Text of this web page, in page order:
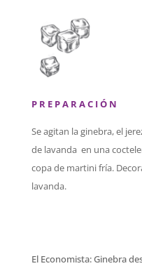
P R E P A R A C I Ó N
Se agitan la ginebra, el
de lavanda en una
copa de martini fría.
lavanda.
El Economista: Ginebra